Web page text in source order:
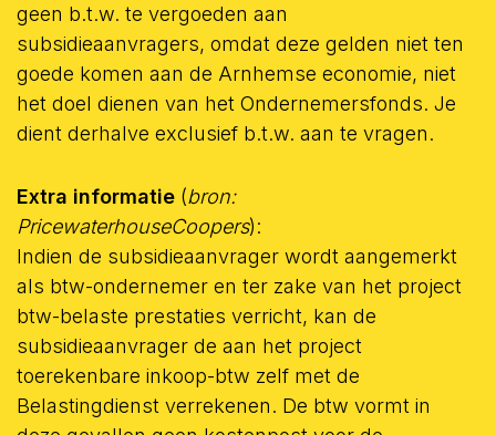
geen b.t.w. te vergoeden aan
subsidieaanvragers, omdat deze gelden niet ten
goede komen aan de Arnhemse economie, niet
het doel dienen van het Ondernemersfonds. Je
dient derhalve exclusief b.t.w. aan te vragen.
Extra informatie (bron:
PricewaterhouseCoopers):
Indien de subsidieaanvrager wordt aangemerkt
als btw-ondernemer en ter zake van het project
btw-belaste prestaties verricht, kan de
subsidieaanvrager de aan het project
toerekenbare inkoop-btw zelf met de
Belastingdienst verrekenen. De btw vormt in